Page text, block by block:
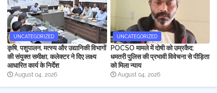
UNCATEGORIZED
कृषि, पशुपालन, मत्स्य और उद्यानिकी विभागों
की संयुक्त समीक्षा, कलेक्टर ने दिए लक्ष्य
आधारित कार्य के निर्देश
August 04, 2026
UNCATEGORIZED
POCSO मामले में दोषी को उम्रकैद:
धमतरी पुलिस की प्रभावी विवेचना से पीड़िता
को मिला न्याय
August 04, 2026